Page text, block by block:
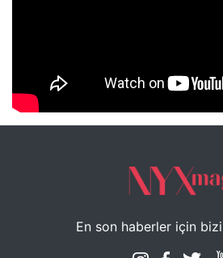
NYXmag 2. Yaş Kutlama
En son haberler için